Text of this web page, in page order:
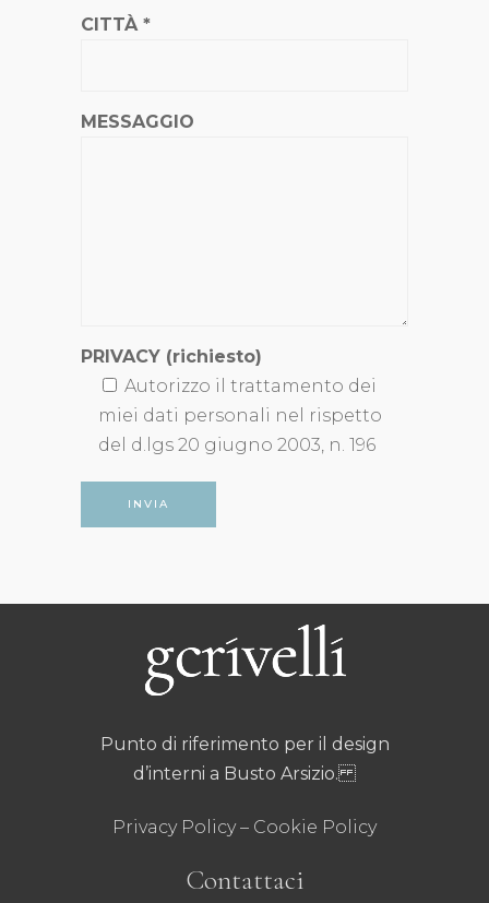
CITTÀ *
MESSAGGIO
PRIVACY (richiesto)
Autorizzo il trattamento dei
miei dati personali nel rispetto
del d.lgs 20 giugno 2003, n. 196
Punto di riferimento per il design
d’interni a Busto Arsizio.
Privacy Policy– Cookie Policy
Contattaci